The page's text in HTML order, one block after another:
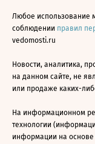
Любое использование
соблюдении правил
vedomosti.ru
Новости, аналитика,
на данном сайте, не
или продаже каких-
На информационном
технологии
информации на основе